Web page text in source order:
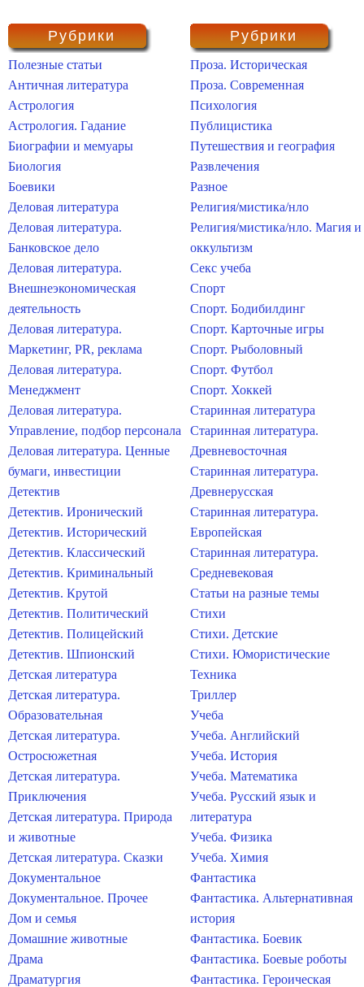
Рубрики
Полезные статьи
Античная литература
Астрология
Астрология. Гадание
Биографии и мемуары
Биология
Боевики
Деловая литература
Деловая литература.
Банковское дело
Деловая литература.
Внешнеэкономическая
деятельность
Деловая литература.
Маркетинг, PR, реклама
Деловая литература.
Менеджмент
Деловая литература.
Управление, подбор персонала
Деловая литература. Ценные
бумаги, инвестиции
Детектив
Детектив. Иронический
Детектив. Исторический
Детектив. Классический
Детектив. Криминальный
Детектив. Крутой
Детектив. Политический
Детектив. Полицейский
Детектив. Шпионский
Детская литература
Детская литература.
Образовательная
Детская литература.
Остросюжетная
Детская литература.
Приключения
Детская литература. Природа
и животные
Детская литература. Сказки
Документальное
Документальное. Прочее
Дом и семья
Домашние животные
Драма
Драматургия
Рубрики
Проза. Историческая
Проза. Современная
Психология
Публицистика
Путешествия и география
Развлечения
Разное
Религия/мистика/нло
Религия/мистика/нло. Магия и
оккультизм
Секс учеба
Спорт
Спорт. Бодибилдинг
Спорт. Карточные игры
Спорт. Рыболовный
Спорт. Футбол
Спорт. Хоккей
Старинная литература
Старинная литература.
Древневосточная
Старинная литература.
Древнерусская
Старинная литература.
Европейская
Старинная литература.
Средневековая
Статьи на разные темы
Стихи
Стихи. Детские
Стихи. Юмористические
Техника
Триллер
Учеба
Учеба. Английский
Учеба. История
Учеба. Математика
Учеба. Русский язык и
литература
Учеба. Физика
Учеба. Химия
Фантастика
Фантастика. Альтернативная
история
Фантастика. Боевик
Фантастика. Боевые роботы
Фантастика. Героическая